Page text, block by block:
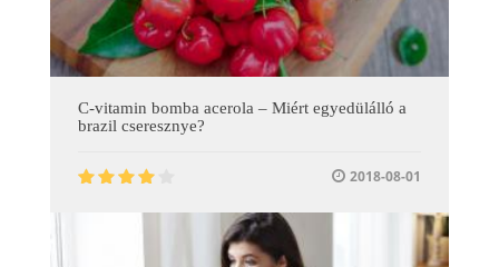
C-vitamin bomba acerola – Miért egyedülálló a
brazil cseresznye?
2018-08-01